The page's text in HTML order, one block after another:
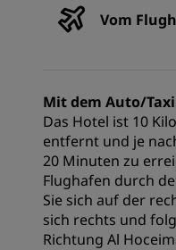
Vom
Mit dem Auto/
Das Hotel ist 10
entfernt und je
20 Minuten zu
Flughafen durch
Sie sich auf der
sich rechts und
Richtung Al